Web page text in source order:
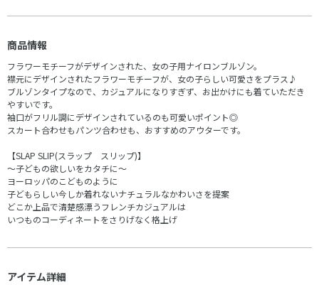
商品情報
フラワーモチーフがデザインされた、女の子用ナイロンブルゾン。
襟元にデザインされたフラワーモチーフが、女の子らしい可愛さをプラス♪
ブルゾンタイプなので、カジュアルになりすぎず、お出かけにも着ていただき
やすいです。
袖口がフリル調にデザインされているのも可愛いポイント◎
スカート合わせもパンツ合わせも、おすすめのアウターです。
【SLAP SLIP(スラップ スリップ)】
～子どもの欲しいをカタチに～
ヨーロッパのこどものように
子どもらしい今しか着れないナチュラルなかわいさを提案
どこか上品で清楚感漂うフレンチカジュアルは
いつものコーディネートをさりげなく格上げ
アイテム詳細